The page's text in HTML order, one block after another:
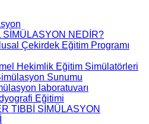
SİMÜLASYON NEDİR?
Çekirdek Eğitim Programı
Hekimlik Eğitim Simülatörleri
Sunumu
laboratuvarı
Eğitimi
TIBBİ SİMÜLASYON